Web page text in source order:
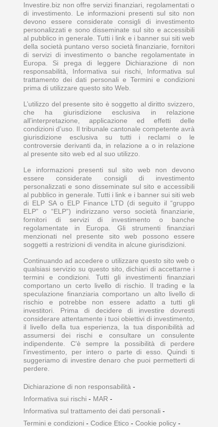
Investire.biz non offre servizi finanziari, regolamentati o
di investimento. Le informazioni presenti sul sito non
devono essere considerate consigli di investimento
personalizzati e sono disseminate sul sito e accessibili
al pubblico in generale. Tutti i link e i banner sui siti web
della società puntano verso società finanziarie, fornitori
di servizi di investimento o banche regolamentate in
Europa. Si prega di leggere Dichiarazione di non
responsabilità, Informativa sui rischi, Informativa sul
trattamento dei dati personali e Termini e condizioni
prima di utilizzare questo sito Web.
L’utilizzo del presente sito è soggetto al diritto svizzero,
che ha giurisdizione esclusiva in relazione
all’interpretazione, applicazione ed effetti delle
condizioni d’uso. Il tribunale cantonale competente avrà
giurisdizione esclusiva su tutti i reclami o le
controversie derivanti da, in relazione a o in relazione
al presente sito web ed al suo utilizzo.
Le informazioni presenti sul sito web non devono
essere considerate consigli di investimento
personalizzati e sono disseminate sul sito e accessibili
al pubblico in generale. Tutti i link e i banner sui siti web
di ELP SA o ELP Finance LTD (di seguito il “gruppo
ELP” o “ELP”) indirizzano verso società finanziarie,
fornitori di servizi di investimento o banche
regolamentate in Europa. Gli strumenti finanziari
menzionati nel presente sito web possono essere
soggetti a restrizioni di vendita in alcune giurisdizioni.
Continuando ad accedere o utilizzare questo sito web o
qualsiasi servizio su questo sito, dichiari di accettarne i
termini e condizioni. Tutti gli investimenti finanziari
comportano un certo livello di rischio. Il trading e la
speculazione finanziaria comportano un alto livello di
rischio e potrebbe non essere adatto a tutti gli
investitori. Prima di decidere di investire dovresti
considerare attentamente i tuoi obiettivi di investimento,
il livello della tua esperienza, la tua disponibilità ad
assumersi dei rischi e consultare un consulente
indipendente. C'è sempre la possibilità di perdere
l'investimento, per intero o parte di esso. Quindi ti
suggeriamo di investire denaro che puoi permetterti di
perdere.
Dichiarazione di non responsabilità -
Informativa sui rischi - MAR -
Informativa sul trattamento dei dati personali -
Termini e condizioni - Codice Etico - Cookie policy -